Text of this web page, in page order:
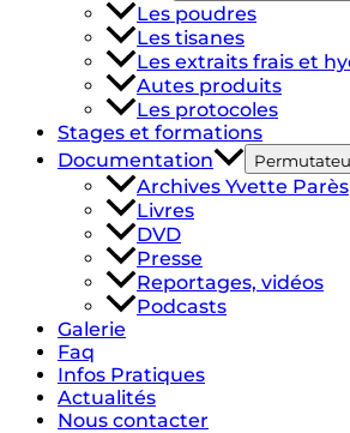
Les poudres
Les tisanes
Les extraits frais et
Autes produits
Les protocoles
Stages et formations
Documentation
Archives Yvette Parès
Livres
DVD
Presse
Reportages, vidéos
Podcasts
Galerie
Faq
Infos Pratiques
Actualités
Nous contacter